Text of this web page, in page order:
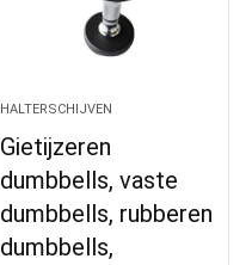
HALTERSCHIJVEN
Gietijzeren
dumbbells, vaste
dumbbells, rubberen
dumbbells,